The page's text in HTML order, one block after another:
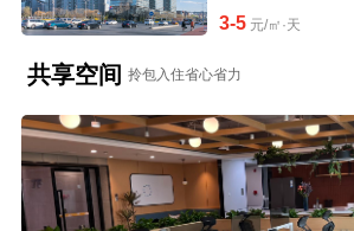
3-5元/㎡·天
共享空间 拎包入住省心省力